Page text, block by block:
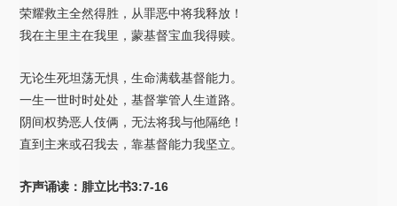
荣耀救主全然得胜，从罪恶中将我释放！
我在主里主在我里，蒙基督宝血我得赎。
无论生死坦荡无惧，生命满载基督能力。
一生一世时时处处，基督掌管人生道路。
阴间权势恶人伎俩，无法将我与他隔绝！
直到主来或召我去，靠基督能力我坚立。
齐声诵读：腓立比书3:7-16